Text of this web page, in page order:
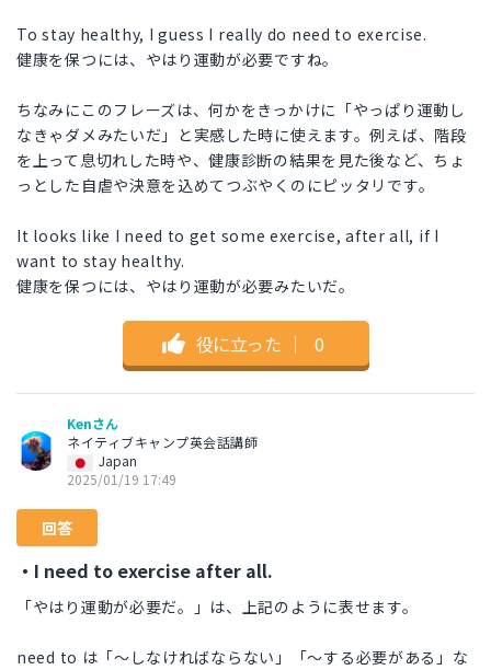
To stay healthy, I guess I really do need to exercise.
健康を保つには、やはり運動が必要ですね。
ちなみにこのフレーズは、何かをきっかけに「やっぱり運動し
なきゃダメみたいだ」と実感した時に使えます。例えば、階段
を上って息切れした時や、健康診断の結果を見た後など、ちょ
っとした自虐や決意を込めてつぶやくのにピッタリです。
It looks like I need to get some exercise, after all, if I
want to stay healthy.
健康を保つには、やはり運動が必要みたいだ。
役に立った ｜ 0
Kenさん
ネイティブキャンプ英会話講師
Japan
2025/01/19 17:49
回答
・I need to exercise after all.
「やはり運動が必要だ。」は、上記のように表せます。
need to は「〜しなければならない」「〜する必要がある」な